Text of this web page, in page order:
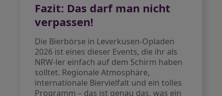
Fazit: Das darf man nicht
verpassen!
Die Bierbörse in Leverkusen-Opladen
2026 ist eines dieser Events, die ihr als
NRW-ler einfach auf dem Schirm haben
solltet. Regionale Atmosphäre,
internationale Biervielfalt und ein tolles
Programm – das ist genau das, was ein